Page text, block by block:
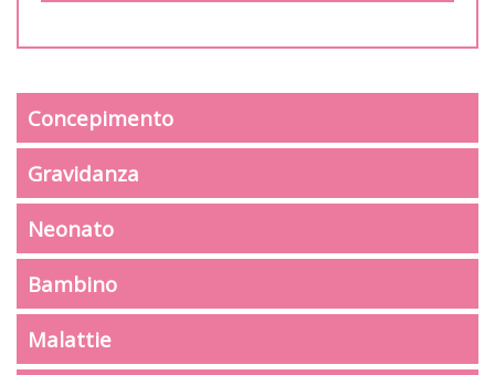
Concepimento
Gravidanza
Neonato
Bambino
Malattie